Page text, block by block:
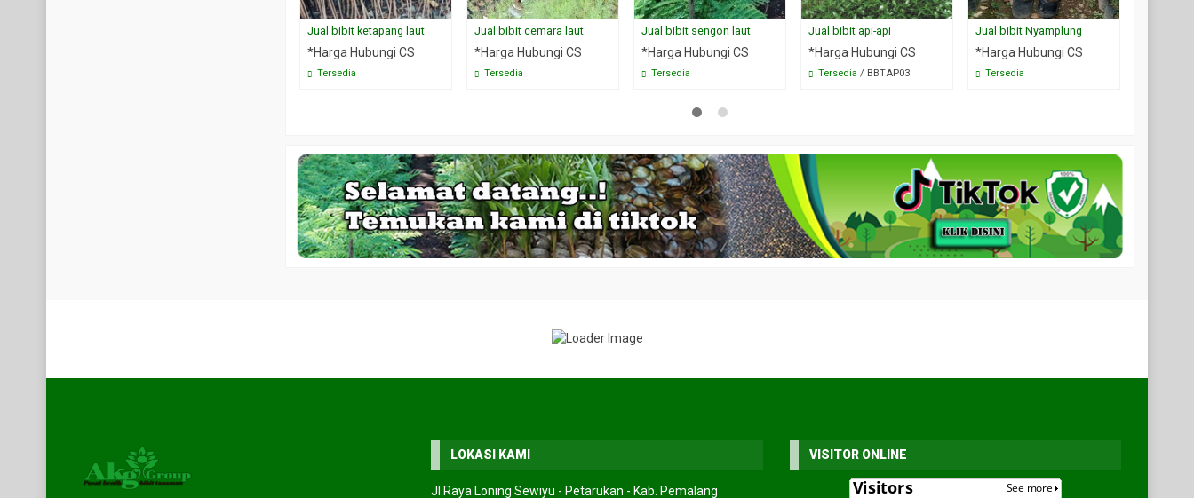
Jual bibit ketapang laut
*Harga Hubungi CS
Tersedia
Jual bibit cemara laut
*Harga Hubungi CS
Tersedia
Jual bibit sengon laut
*Harga Hubungi CS
Tersedia
Jual bibit api-api
*Harga Hubungi CS
Tersedia / BBTAP03
Jual bibit Nyamplung
*Harga Hubungi CS
Tersedia
LOKASI KAMI
Jl.Raya Loning Sewiyu - Petarukan - Kab. Pemalang
VISITOR ONLINE